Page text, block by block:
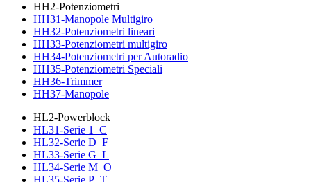
HH2-Potenziometri
HH31-Manopole Multigiro
HH32-Potenziometri lineari
HH33-Potenziometri multigiro
HH34-Potenziometri per Autoradio
HH35-Potenziometri Speciali
HH36-Trimmer
HH37-Manopole
HL2-Powerblock
HL31-Serie 1_C
HL32-Serie D_F
HL33-Serie G_L
HL34-Serie M_O
HL35-Serie P_T